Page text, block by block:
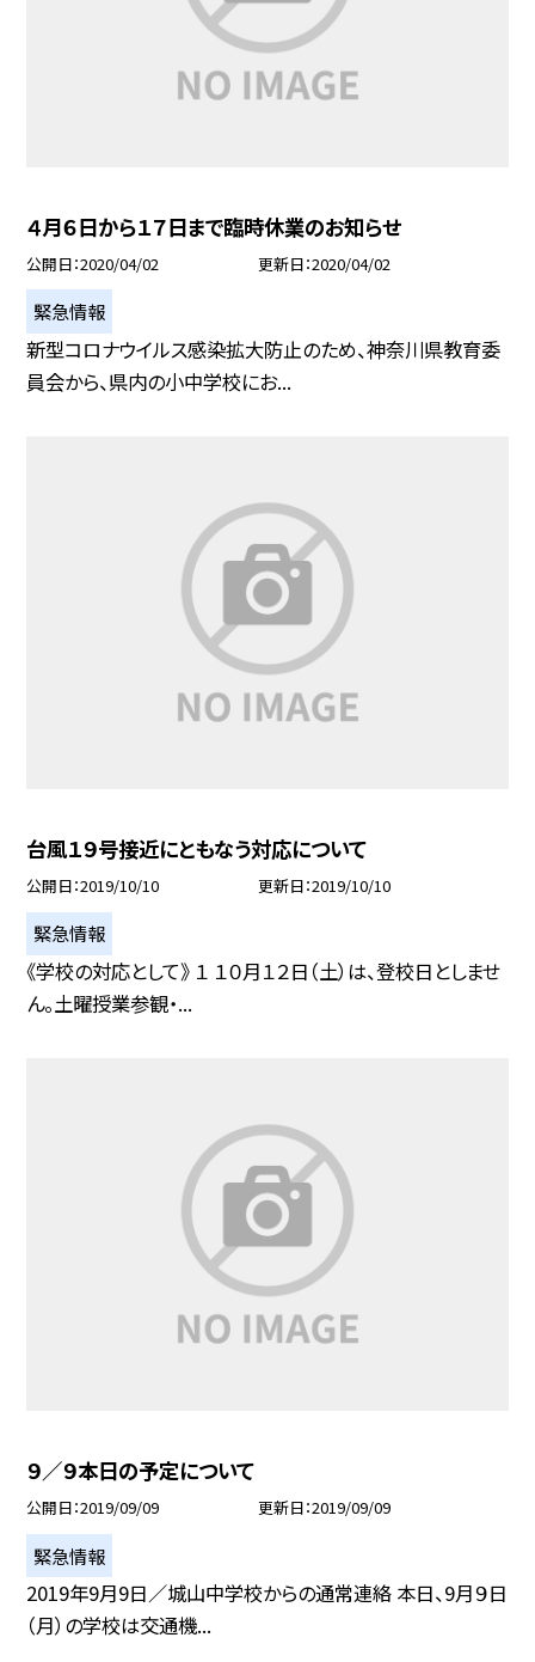
４月６日から１７日まで臨時休業のお知らせ
公開日 2020/04/02 更新日 2020/04/02
緊急情報
新型コロナウイルス感染拡大防止のため、神奈川県教育委
員会から、県内の小中学校にお...
台風１９号接近にともなう対応について
公開日 2019/10/10 更新日 2019/10/10
緊急情報
《学校の対応として》 １ １０月１２日（土）は、登校日としませ
ん。土曜授業参観・...
９／９本日の予定について
公開日 2019/09/09 更新日 2019/09/09
緊急情報
2019年9月9日／城山中学校からの通常連絡 本日、9月９日
（月）の学校は交通機...